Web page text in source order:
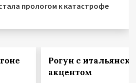
прологом к катастрофе
Рогун с
акцентом